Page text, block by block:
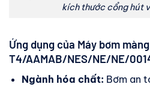
kích thước cổng hút
Ứng dụng của Máy bơm
T4/AAMAB/NES/NE/NE/
Ngành hóa chất: Bơm an